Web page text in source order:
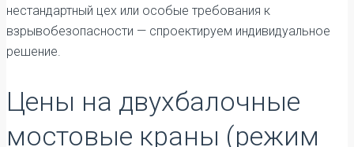
нестандартный цех или особые требования к
взрывобезопасности — спроектируем индивидуальное
решение.
Цены на двухбалочные
мостовые краны (режим